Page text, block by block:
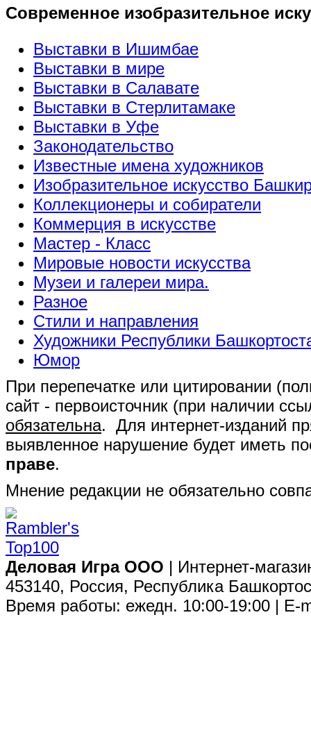
Современное изобразительное
Выставки в Ишимбае
Выставки в мире
Выставки в Салавате
Выставки в Стерлитамаке
Выставки в Уфе
Законодательство
Известные имена художников
Изобразительное искусство
Коллекционеры и собиратели
Коммерция в искусстве
Мастер - Класс
Мировые новости искусства
Музеи и галереи мира.
Разное
Стили и направления
Художники Республики
Юмор
При перепечатке или цитировании
сайт - первоисточник (при наличии
обязательна. Для интернет-изданий
выявленное нарушение будет иметь
праве.
Мнение редакции не обязательно
Деловая Игра ООО | Интернет-
453140, Россия, Республика
Время работы: ежедн. 10:00-19:00 | E-